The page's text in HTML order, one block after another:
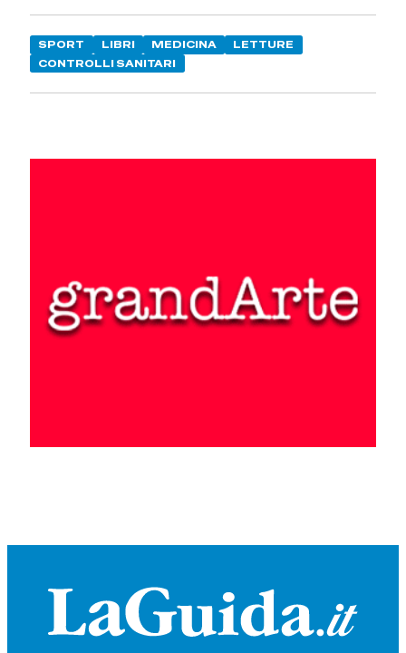
SPORT LIBRI MEDICINA
LETTURE
CONTROLLI SANITARI